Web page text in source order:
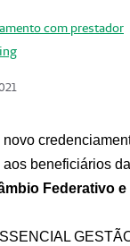
com prestador
novo
beneficiários da
Federativo e